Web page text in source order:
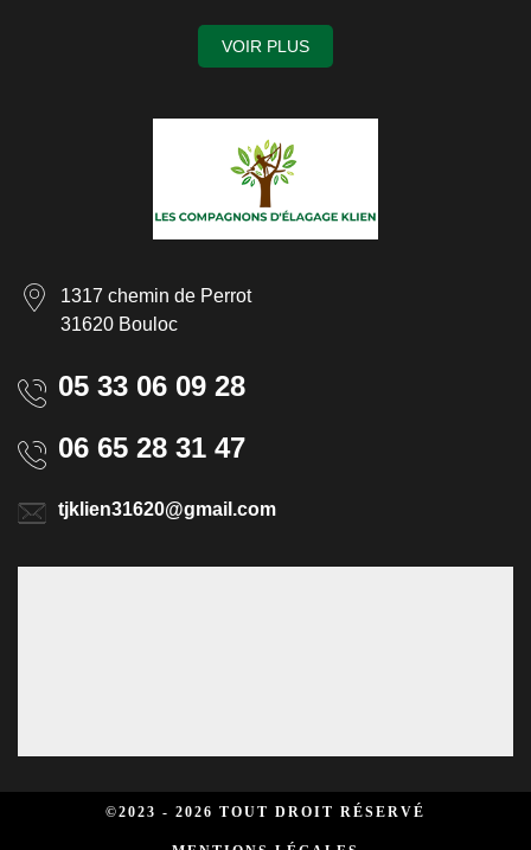
VOIR PLUS
1317 chemin de Perrot
31620 Bouloc
05 33 06 09 28
06 65 28 31 47
tjklien31620@gmail.com
©2023 - 2026 TOUT DROIT RÉSERVÉ